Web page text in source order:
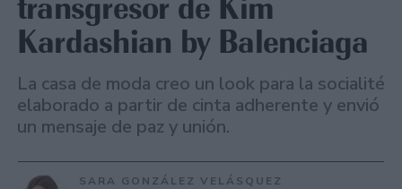
Kardashian by Balenciaga
La casa de moda creo un look para la socialité
elaborado a partir de cinta adherente y envió
un mensaje de paz y unión.
SARA GONZÁLEZ VELÁSQUEZ